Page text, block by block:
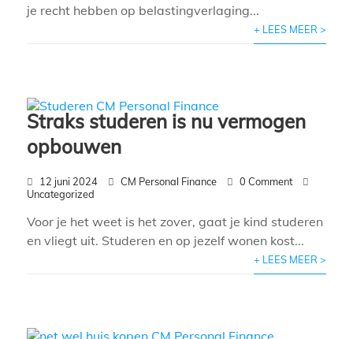
je recht hebben op belastingverlaging...
+ LEES MEER >
Straks studeren is nu vermogen
opbouwen
12 juni 2024 CM Personal Finance
0 Comment
Uncategorized
Voor je het weet is het zover, gaat je kind studeren
en vliegt uit. Studeren en op jezelf wonen kost...
+ LEES MEER >